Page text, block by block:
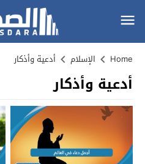
Home الإسلام أدعية وأذكار
أدعية وأذكار